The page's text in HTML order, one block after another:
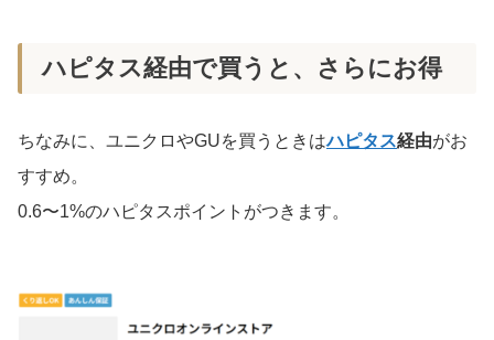
ハピタス経由で買うと、さらにお得
ちなみに、ユニクロやGUを買うときはハピタス経由がお
すすめ。
0.6〜1%のハピタスポイントがつきます。